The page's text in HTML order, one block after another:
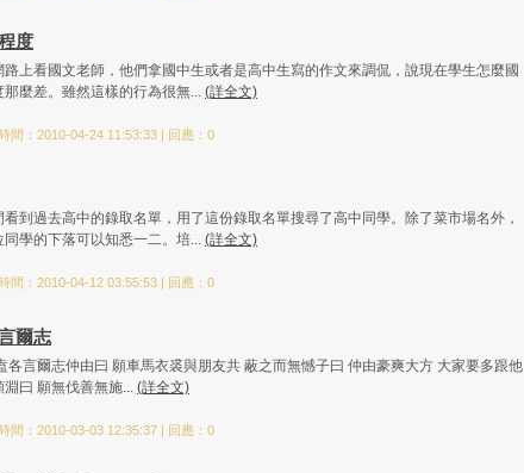
度
路上看國文老師，他們拿國中生或者是高中生寫的作文來調侃，說現在學生怎麼國
那麼差。雖然這樣的行為很無... (詳全文)
間：2010-04-24 11:53:33 | 回應：0
看到過去高中的錄取名單，用了這份錄取名單搜尋了高中同學。除了菜市場名外，
同學的下落可以知悉一二。培... (詳全文)
間：2010-04-12 03:55:53 | 回應：0
爾志
各言爾志仲由曰 願車馬衣裘與朋友共 蔽之而無憾子曰 仲由豪爽大方 大家要多跟他
淵曰 願無伐善無施... (詳全文)
間：2010-03-03 12:35:37 | 回應：0